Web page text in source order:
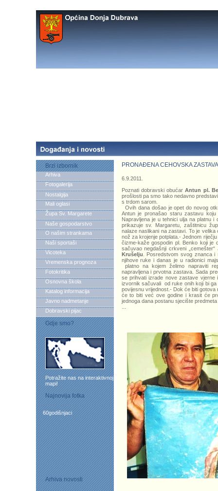
Brzi izbornik
Arhiva
Fotogalerija
Nostalgija
Mali oglasi
Župa Sv. Margarete
Naše gospodarstvo
O našim strankama
Naši sportaši
Vicoteka
Vremenska prognoza
Fotokritika
Osnovna škola
Katalog informacija
Javno nadmetanje
Dobravski pijac
Gdje smo?
Potražite nas na interaktivnoj
mapi!
Najnovija fotka
60godišnjaci
Arhiva novosti
PRONAĐENA CEHOVSKA
6.9.2011.
Poznati dobravski obućarAntun pl.
prošlosti pa smo tako nedavno
s trdom sarom.
Ovih dana došao je opet do novog
Antun je pronašao staru zastavu
Napravljena je u tehnici ulja na platnu
prikazuje sv. Margaretu, zaštitnicu
nalaze naslikani na zastavi. To je
nož za krojenje potplata.- Jednom
čizme-kaže gospodin pl. Benko koji
sačuvao negdašnji crkveni „cemešter“
Krušelju . Posredstvom svog znanca
njihove ruke i danas je u radionici
platno na kojem želimo napraviti
napravljena i prvotna zastava. Sada
se prihvati izrade nove zastave
izvornik sačuvali od ruke onih koji bi
povijesnu vrijednost.- Dok će biti
će to biti već ove godine i krasit će
jednoga dana postanu sjecište